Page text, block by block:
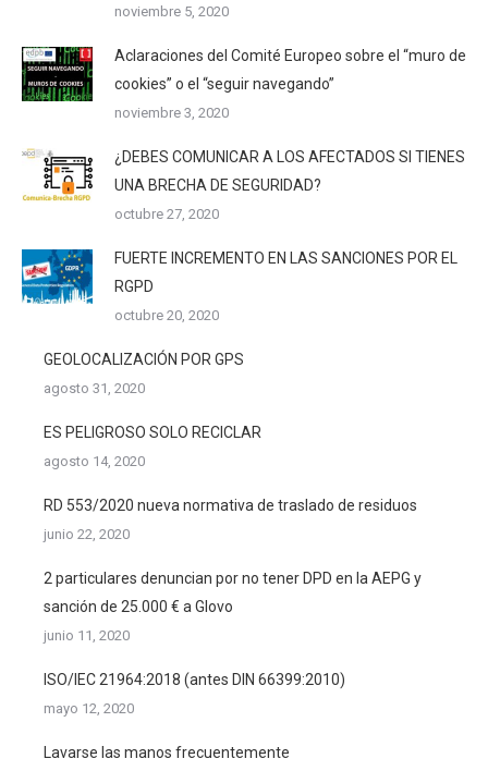
noviembre 5, 2020
Aclaraciones del Comité Europeo sobre el “muro de
cookies” o el “seguir navegando”
noviembre 3, 2020
¿DEBES COMUNICAR A LOS AFECTADOS SI TIENES
UNA BRECHA DE SEGURIDAD?
octubre 27, 2020
FUERTE INCREMENTO EN LAS SANCIONES POR EL
RGPD
octubre 20, 2020
GEOLOCALIZACIÓN POR GPS
agosto 31, 2020
ES PELIGROSO SOLO RECICLAR
agosto 14, 2020
RD 553/2020 nueva normativa de traslado de residuos
junio 22, 2020
2 particulares denuncian por no tener DPD en la AEPG y
sanción de 25.000 € a Glovo
junio 11, 2020
ISO/IEC 21964:2018 (antes DIN 66399:2010)
mayo 12, 2020
Lavarse las manos frecuentemente